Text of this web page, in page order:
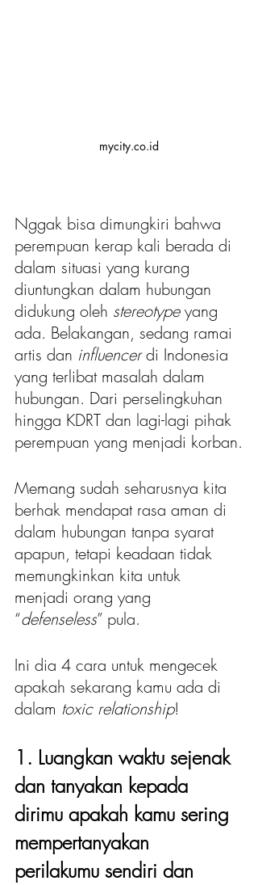
mycity.co.id
Nggak bisa dimungkiri bahwa
perempuan kerap kali berada di
dalam situasi yang kurang
diuntungkan dalam hubungan
didukung oleh stereotype yang
ada. Belakangan, sedang ramai
artis dan influencer di Indonesia
yang terlibat masalah dalam
hubungan. Dari perselingkuhan
hingga KDRT dan lagi-lagi pihak
perempuan yang menjadi korban.
Memang sudah seharusnya kita
berhak mendapat rasa aman di
dalam hubungan tanpa syarat
apapun, tetapi keadaan tidak
memungkinkan kita untuk
menjadi orang yang
“defenseless” pula.
Ini dia 4 cara untuk mengecek
apakah sekarang kamu ada di
dalam toxic relationship!
1. Luangkan waktu sejenak
dan tanyakan kepada
dirimu apakah kamu sering
mempertanyakan
perilakumu sendiri dan